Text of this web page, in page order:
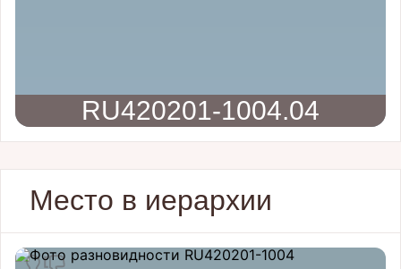
RU420201-1004.04
Место в иерархии